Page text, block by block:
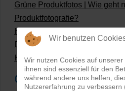
Grüne Produktfotos | Wie geht
Produktfotografie?
Hollow Man Fotografie | Darauf
Dateiformate und Bilder mit
Hollowman und
Google Rezensionen
Wir benutzen
Wir nutzen Cookies auf
ihnen sind essenziell für den
während andere uns helfen,
Nutzererfahrung zu verbessern